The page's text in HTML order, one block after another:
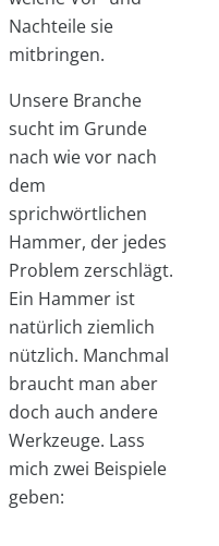
Nachteile sie
mitbringen.
Unsere Branche
sucht im Grunde
nach wie vor nach
dem
sprichwörtlichen
Hammer, der jedes
Problem zerschlägt.
Ein Hammer ist
natürlich ziemlich
nützlich. Manchmal
braucht man aber
doch auch andere
Werkzeuge. Lass
mich zwei Beispiele
geben: